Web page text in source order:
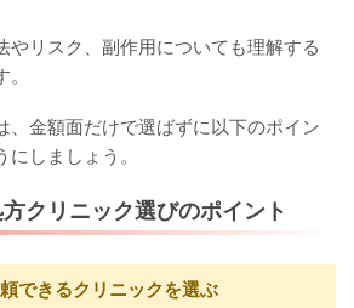
やリスク、副作用についても理解する
、金額面だけで選ばずに以下のポイン
にしましょう。
クリニック選びのポイント
できるクリニックを選ぶ